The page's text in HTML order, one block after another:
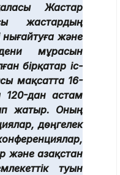
Жастар
жастардың
нығайтуға және
мұрасын
бірқатар іс-
мақсатта 16-
120-дан астам
жатыр. Оның
дөңгелек
және Қазақстан
туын